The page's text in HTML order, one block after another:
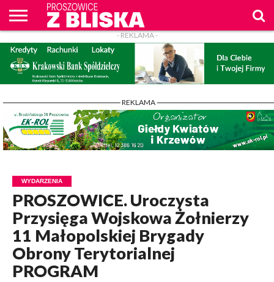
O
NAS
WIADOMOŚCI
ZAPYTAM
WPROST
CENNIK
REKLAM
PROSZOWICE
Z BLISKA
KONTAKT
- REKLAMA -
- REKLAMA -
WYDARZENIA
PROSZOWICE. Uroczysta
Przysięga Wojskowa Żołnierzy
11 Małopolskiej Brygady
Obrony Terytorialnej
PROGRAM